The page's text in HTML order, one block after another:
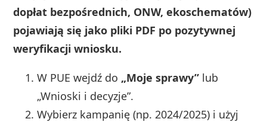
dopłat bezpośrednich, ONW, ekoschematów)
pojawiają się jako pliki PDF po pozytywnej
weryfikacji wniosku.
W PUE wejdź do „Moje sprawy” lub
„Wnioski i decyzje”.
Wybierz kampanię (np. 2024/2025) i użyj